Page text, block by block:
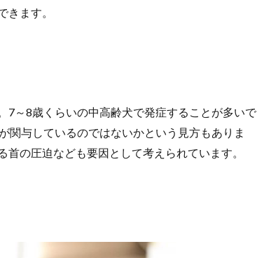
ます。
7～8歳くらいの中高齢犬で発症することが多いで
関与しているのではないかという見方もありま
の圧迫なども要因として考えられています。